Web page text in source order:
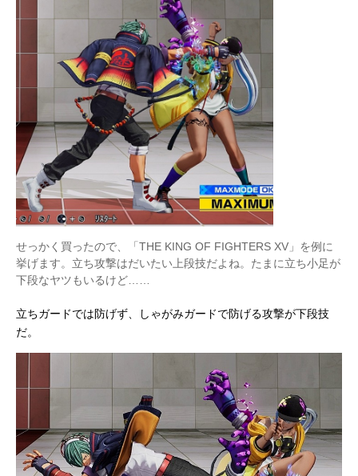
せっかく買ったので、「THE KING OF FIGHTERS XV」を例に
挙げます。立ち攻撃はだいたい上段技だよね。たまに立ち小足が
下段なヤツもいるけど……
立ちガードでは防げず、しゃがみガードで防げる攻撃が下段技
だ。